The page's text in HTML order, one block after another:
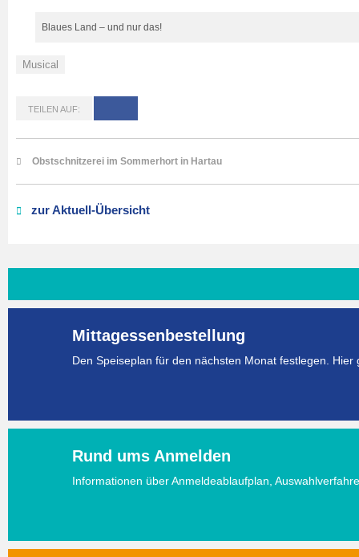
Blaues Land – und nur das!
Musical
TEILEN AUF:
Obstschnitzerei im Sommerhort in Hartau
zur Aktuell-Übersicht
Mittagessenbestellung
Den Speiseplan für den nächsten Monat festlegen. Hier
Rund ums Anmelden
Informationen über Anmeldeablaufplan,